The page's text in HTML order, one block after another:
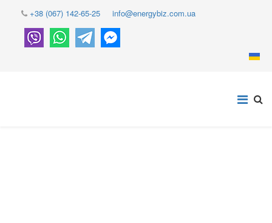
+38 (067) 142-65-25 info@energybiz.com.ua